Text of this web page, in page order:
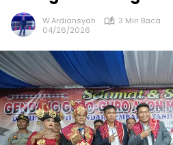
W.Ardiansyah
3 Min Baca
04/26/2026